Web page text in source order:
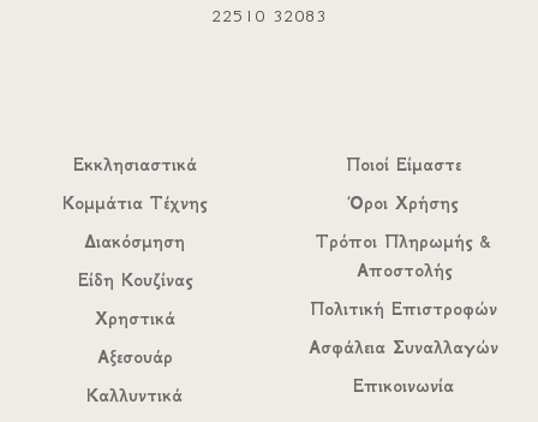
22510 32083
Εκκλησιαστικά
Κομμάτια Τέχνης
Διακόσμηση
Είδη Κουζίνας
Χρηστικά
Αξεσουάρ
Καλλυντικά
Ποιοί Είμαστε
Όροι Χρήσης
Τρόποι Πληρωμής &
Αποστολής
Πολιτική Επιστροφών
Ασφάλεια Συναλλαγών
Επικοινωνία